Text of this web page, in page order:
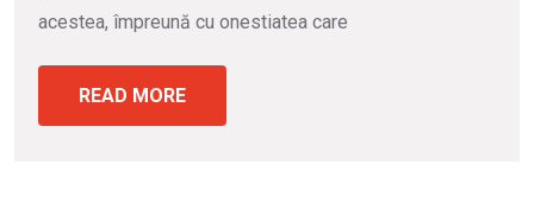
acestea, împreună cu onestiatea care
READ MORE